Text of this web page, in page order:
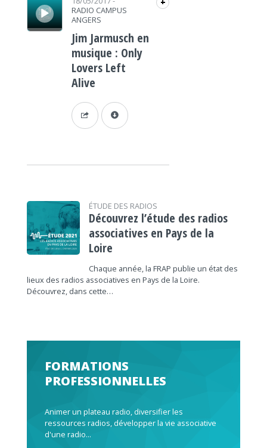
RADIO CAMPUS
ANGERS
+
Jim Jarmusch en
musique : Only
Lovers Left
Alive
ÉTUDE DES RADIOS
Découvrez l’étude des radios
associatives en Pays de la
Loire
Chaque année, la FRAP publie un état des
lieux des radios associatives en Pays de la Loire.
Découvrez, dans cette…
FORMATIONS
PROFESSIONNELLES
Animer un plateau radio, diversifier les
ressources radios, développer la vie associative
d'une radio...